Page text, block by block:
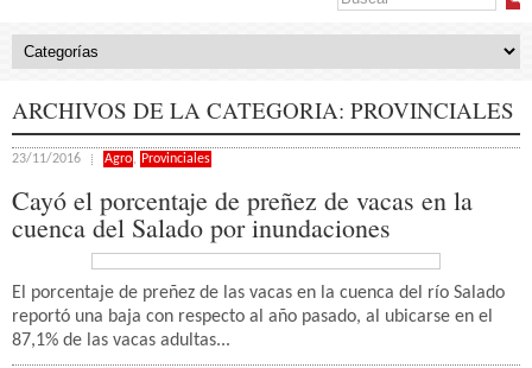
ARCHIVOS DE LA CATEGORIA: PROVINCIALES
23/11/2016 Agro, Provinciales
Cayó el porcentaje de preñez de vacas en la
cuenca del Salado por inundaciones
El porcentaje de preñez de las vacas en la cuenca del río Salado
reportó una baja con respecto al año pasado, al ubicarse en el
87,1% de las vacas adultas...